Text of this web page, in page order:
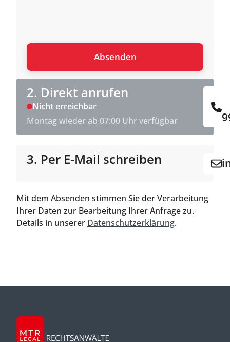
2. Direkt anrufen
Nicht erreichbar
Montag wieder ab 07:00 Uhr verfügbar
3. Per E-Mail schreiben
Mit dem Absenden stimmen Sie der Verarbeitung
Ihrer Daten zur Bearbeitung Ihrer Anfrage zu.
Details in unserer Datenschutzerklärung.